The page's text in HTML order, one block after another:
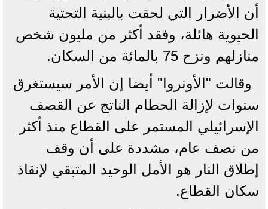
أن الأضرار التي لحقت بالبنية التحتية
الحيوية هائلة، وفقد أكثر من مليون شخص
منازلهم ونزح 75 بالمائة من السكان.
وقالت "الأونروا" أيضا إن الأمر سيستغرق
سنوات لإزالة الحطام الناتج عن القصف
الإسرائيلي المستمر على القطاع منذ أكثر
من نصف عام، مشددة على أن وقف
إطلاق النار هو الأمل الوحيد المتبقي لإنقاذ
سكان القطاع.